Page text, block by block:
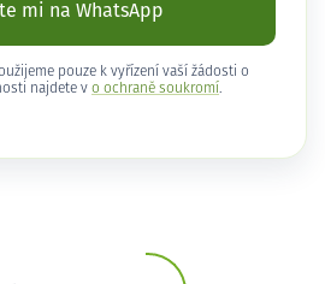
mi na WhatsApp
pouze k vyřízení vaší žádosti o
najdete v o ochraně soukromí .